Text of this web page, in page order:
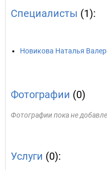
Специалисты (1):
Новикова Наталья
Фотографии (0)
Фотографии пока не
Услуги (0):